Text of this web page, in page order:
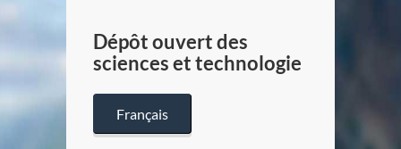
Dépôt ouvert des
sciences et technologie
Français